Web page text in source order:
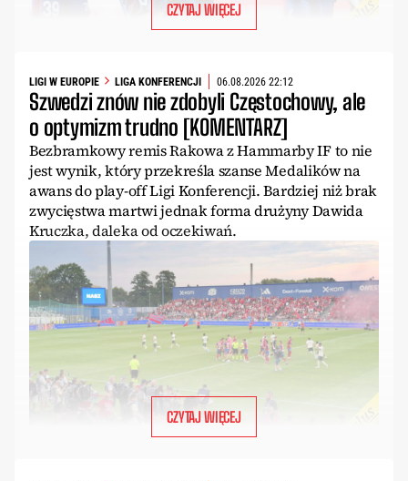
CZYTAJ WIĘCEJ
LIGI W EUROPIE LIGA KONFERENCJI 06.08.2026 22:12
Szwedzi znów nie zdobyli Częstochowy, ale
o optymizm trudno [KOMENTARZ]
Bezbramkowy remis Rakowa z Hammarby IF to nie
jest wynik, który przekreśla szanse Medalików na
awans do play-off Ligi Konferencji. Bardziej niż brak
zwycięstwa martwi jednak forma drużyny Dawida
Kruczka, daleka od oczekiwań.
CZYTAJ WIĘCEJ